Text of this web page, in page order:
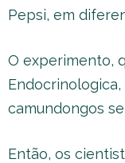
Pepsi, em
O experimento,
camundongos
Então, os